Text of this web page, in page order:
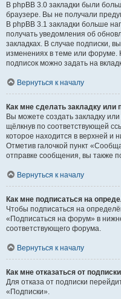
В phpBB 3.0 закладки были
браузере. Вы не получали
В phpBB 3.1 закладки больше
получать уведомления об
закладках. В случае подписки,
изменениях в теме или форуме.
подписок можно задать на
Вернуться к началу
Как мне сделать закладку
Вы можете создать закладку
щёлкнув по соответствующей
которое находится в верхней и
Отметив галочкой пункт
отправке сообщения, вы также
Вернуться к началу
Как мне подписаться на
Чтобы подписаться на
«Подписаться на форум» в
соответствующего форума.
Вернуться к началу
Как мне отказаться от
Для отказа от подписки
«Подписки».